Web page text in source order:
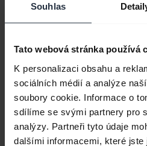
Souhlas
Tato webová stránka používá
K personalizaci obsahu a
sociálních médií a analýze
soubory cookie. Informace o
sdílíme se svými partnery pro
analýzy. Partneři tyto údaje
dalšími informacemi, které
Průvodce párováním
Časté